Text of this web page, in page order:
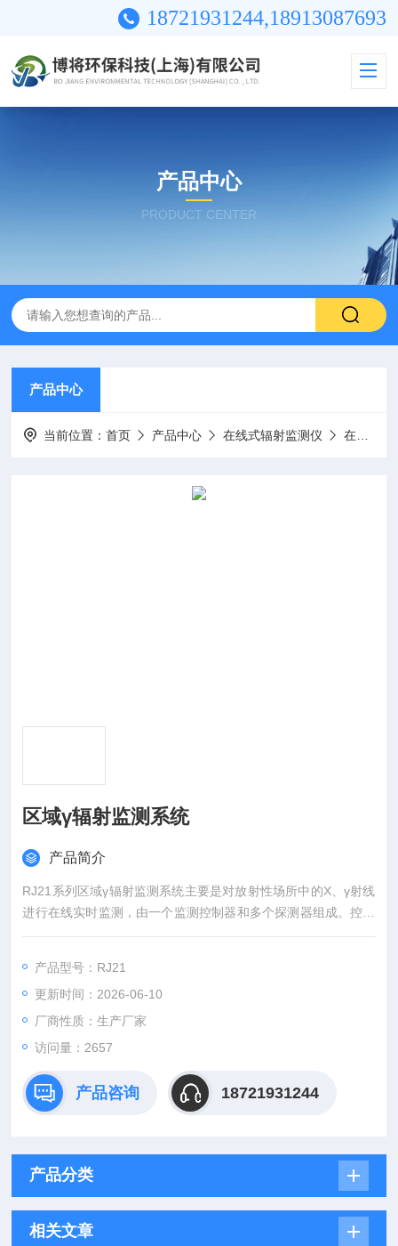
18721931244,18913087693
产品中心
PRODUCT CENTER
产品中心
当前位置：首页 产品中心 在线式辐射监测仪 在线式辐射监测系统
区域γ辐射监测系统
产品简介
RJ21系列区域γ辐射监测系统主要是对放射性场所中的X、γ射线
进行在线实时监测，由一个监测控制器和多个探测器组成。控制
器与探测器之间采用485工业控制总线式进行通信连接也可采用
产品型号：RJ21
更新时间：2026-06-10
厂商性质：生产厂家
访问量：2657
产品咨询 18721931244
产品分类
相关文章